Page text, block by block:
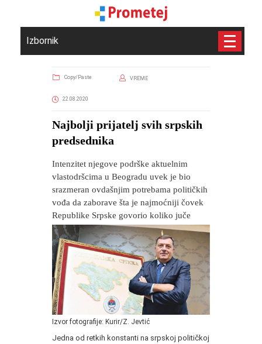
Izbornik
Copy/Paste VREME
22.08.2020
Najbolji prijatelj svih srpskih
predsednika
Intenzitet njegove podrške aktuelnim
vlastodršcima u Beogradu uvek je bio
srazmeran ovdašnjim potrebama političkih
vođa da zaborave šta je najmoćniji čovek
Republike Srpske govorio koliko juče
Izvor fotografije: Kurir/Z. Jevtić
Jedna od retkih konstanti na srpskoj političkoj